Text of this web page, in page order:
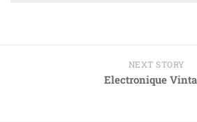
NEXT STORY
Electronique